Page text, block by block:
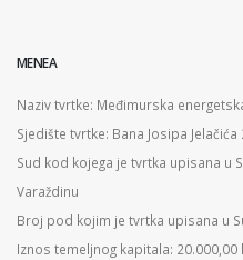
MENEA
Naziv tvrtke: Međimurska
Sjedište tvrtke: Bana Josipa Jelačića
Sud kod kojega je tvrtka upisana u
Varaždinu
Broj pod kojim je tvrtka upisana u
Iznos temeljnog kapitala: